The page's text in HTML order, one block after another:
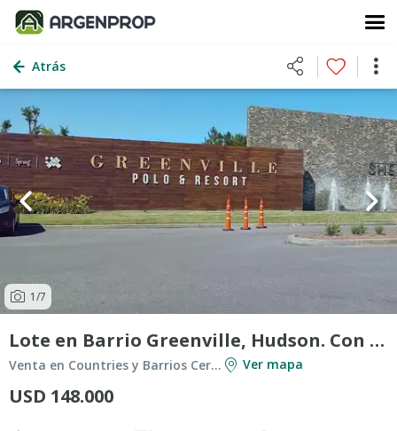
Atrás
1/7
Lote en Barrio Greenville, Hudson. Con facilidades de pago.
Venta en Countries y Barrios Cerrados en Berazategui Ver mapa
USD 148.000